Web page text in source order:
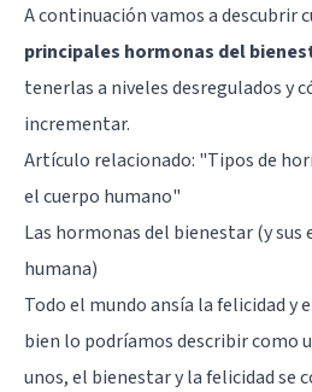
A continuación vamos a descubrir
principales hormonas del
tenerlas a niveles desregulados y
incrementar.
Artículo relacionado: "Tipos de
el cuerpo humano"
Las hormonas del bienestar (y
humana)
Todo el mundo ansía la felicidad y
bien lo podríamos describir como
unos, el bienestar y la felicidad se